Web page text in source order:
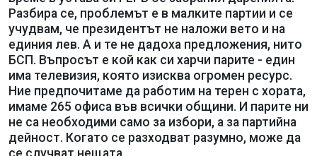
Разбира се, проблемът е в малките партии и се
учудвам, че президентът не наложи вето и на
единия лев. А и те не дадоха предложения, нито
БСП. Въпросът е кой как си харчи парите - един
има телевизия, която изисква огромен ресурс.
Ние предпочитаме да работим на терен с хората,
имаме 265 офиса във всички общини. И парите ни
не са необходими само за избори, а за партийна
дейност. Когато се разходват разумно, може да
се случват нещата.